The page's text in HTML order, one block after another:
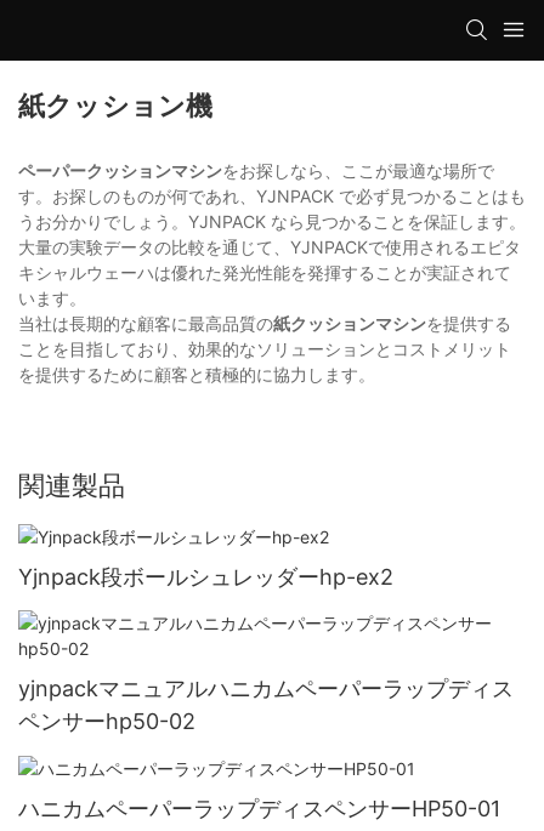
紙クッション機
ペーパークッションマシンをお探しなら、ここが最適な場所で
す。お探しのものが何であれ、YJNPACK で必ず見つかることはも
うお分かりでしょう。YJNPACK なら見つかることを保証します。
大量の実験データの比較を通じて、YJNPACKで使用されるエピタ
キシャルウェーハは優れた発光性能を発揮することが実証されて
います。
当社は長期的な顧客に最高品質の紙クッションマシンを提供する
ことを目指しており、効果的なソリューションとコストメリット
を提供するために顧客と積極的に協力します。
関連製品
Yjnpack段ボールシュレッダーhp-ex2
yjnpackマニュアルハニカムペーパーラップディス
ペンサーhp50-02
ハニカムペーパーラップディスペンサーHP50-01